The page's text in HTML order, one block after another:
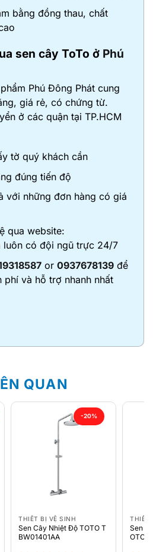
bằng đồng thau, chất
sen cây ToTo ở Phú
Phú Đông Phát cung
giá rẻ, có chứng từ.
ở các quận tại TP.HCM
tờ quý khách cần
đúng tiến độ
với những đơn hàng có giá
qua website:
luôn có đội ngũ trực 24/7
or 0937678139 để
và hỗ trợ nhanh nhất
QUAN
-20%
THIẾT BỊ VỆ SINH
Sen Cây Nhiệt Độ TOTO T
BW01401AA
THIẾT
Sen
OTO